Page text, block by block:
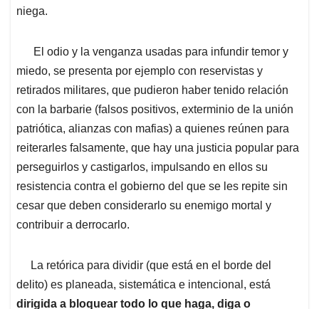
niega.
El odio y la venganza usadas para infundir temor y
miedo, se presenta por ejemplo con reservistas y
retirados militares, que pudieron haber tenido relación
con la barbarie (falsos positivos, exterminio de la unión
patriótica, alianzas con mafias) a quienes reúnen para
reiterarles falsamente, que hay una justicia popular para
perseguirlos y castigarlos, impulsando en ellos su
resistencia contra el gobierno del que se les repite sin
cesar que deben considerarlo su enemigo mortal y
contribuir a derrocarlo.
La retórica para dividir (que está en el borde del
delito) es planeada, sistemática e intencional, está
dirigida a bloquear todo lo que haga, diga o